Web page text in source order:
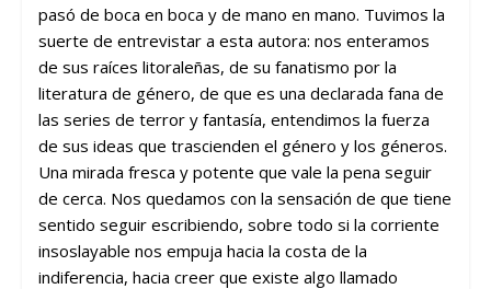
pasó de boca en boca y de mano en mano. Tuvimos la
suerte de entrevistar a esta autora: nos enteramos
de sus raíces litoraleñas, de su fanatismo por la
literatura de género, de que es una declarada fana de
las series de terror y fantasía, entendimos la fuerza
de sus ideas que trascienden el género y los géneros.
Una mirada fresca y potente que vale la pena seguir
de cerca. Nos quedamos con la sensación de que tiene
sentido seguir escribiendo, sobre todo si la corriente
insoslayable nos empuja hacia la costa de la
indiferencia, hacia creer que existe algo llamado